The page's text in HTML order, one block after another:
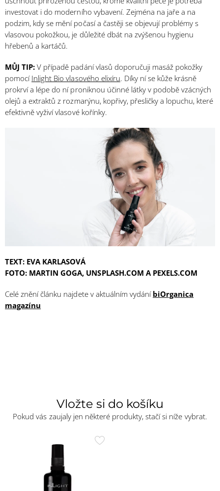
investovat i do moderního vybavení. Zejména na jaře a na
podzim, kdy se mění počasí a častěji se objevují problémy s
vlasovou pokožkou, je důležité dbát na zvýšenou hygienu
hřebenů a kartáčů.
MŮJ TIP: V případě padání vlasů doporučuji masáž pokožky
pomocí Inlight Bio vlasového elixíru. Díky ní se kůže krásně
prokrví a lépe do ní proniknou účinné látky v podobě vzácných
olejů a extraktů z rozmarýnu, kopřivy, přesličky a lopuchu, které
efektivně vyživí vlasové kořínky.
TEXT: EVA KARLASOVÁ
FOTO: MARTIN GOGA, UNSPLASH.COM A PEXELS.COM
Celé znění článku najdete v aktuálním vydání biOrganica
magazínu
Vložte si do košíku
Pokud vás zaujaly jen některé produkty, stačí si níže vybrat.
Přidat